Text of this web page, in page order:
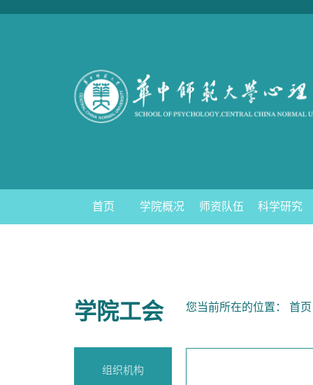
首页 学院概况 师资队伍 科学研究
学院工会
组织机构
您当前所在的位置： 首页